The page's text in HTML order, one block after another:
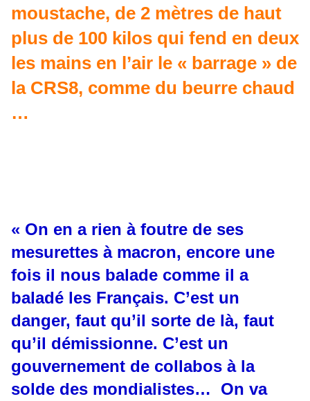
moustache, de 2 mètres de haut
plus de 100 kilos qui fend en deux
les mains en l’air le « barrage » de
la CRS8, comme du beurre chaud
…
« On en a rien à foutre de ses
mesurettes à macron, encore une
fois il nous balade comme il a
baladé les Français. C’est un
danger, faut qu’il sorte de là, faut
qu’il démissionne. C’est un
gouvernement de collabos à la
solde des mondialistes… On va